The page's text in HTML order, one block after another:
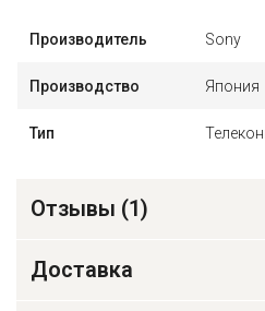
Производитель Sony
Производство Япония
Тип
Отзывы (1)
Доставка